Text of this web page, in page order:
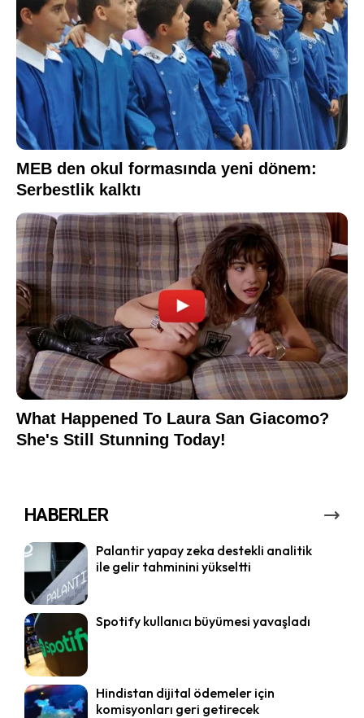
HABERLER
Palantir yapay zeka destekli analitik
ile gelir tahminini yükseltti
Spotify kullanıcı büyümesi yavaşladı
Hindistan dijital ödemeler için
komisyonları geri getirecek